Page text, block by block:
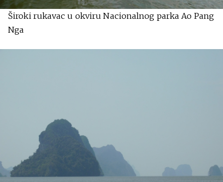
Široki rukavac u okviru Nacionalnog parka Ao Pang
Nga